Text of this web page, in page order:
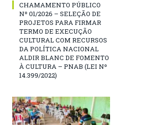
CHAMAMENTO PÚBLICO
Nº 01/2026 – SELEÇÃO DE
PROJETOS PARA FIRMAR
TERMO DE EXECUÇÃO
CULTURAL COM RECURSOS
DA POLÍTICA NACIONAL
ALDIR BLANC DE FOMENTO
À CULTURA – PNAB (LEI Nº
14.399/2022)